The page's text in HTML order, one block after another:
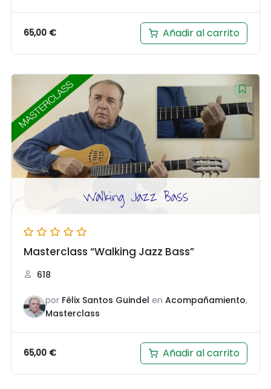
65,00 € Añadir al carrito
Masterclass “Walking Jazz Bass”
618
por Félix Santos Guindel en Acompañamiento,
Masterclass
65,00 € Añadir al carrito